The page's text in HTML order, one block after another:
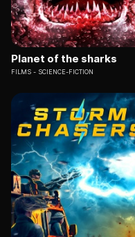
Planet of the sharks
FILMS SCIENCE-FICTION